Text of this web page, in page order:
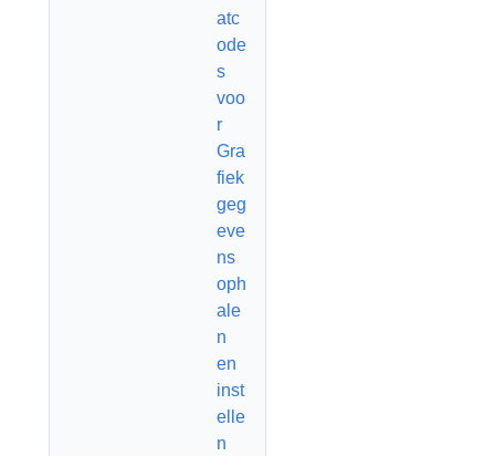
atc
ode
s
voo
r
Gra
fiek
geg
eve
ns
oph
ale
n
en
inst
elle
n